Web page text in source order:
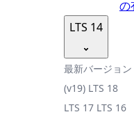
の
LTS 14
最新バージョン
(v19) LTS 18
LTS 17 LTS 16